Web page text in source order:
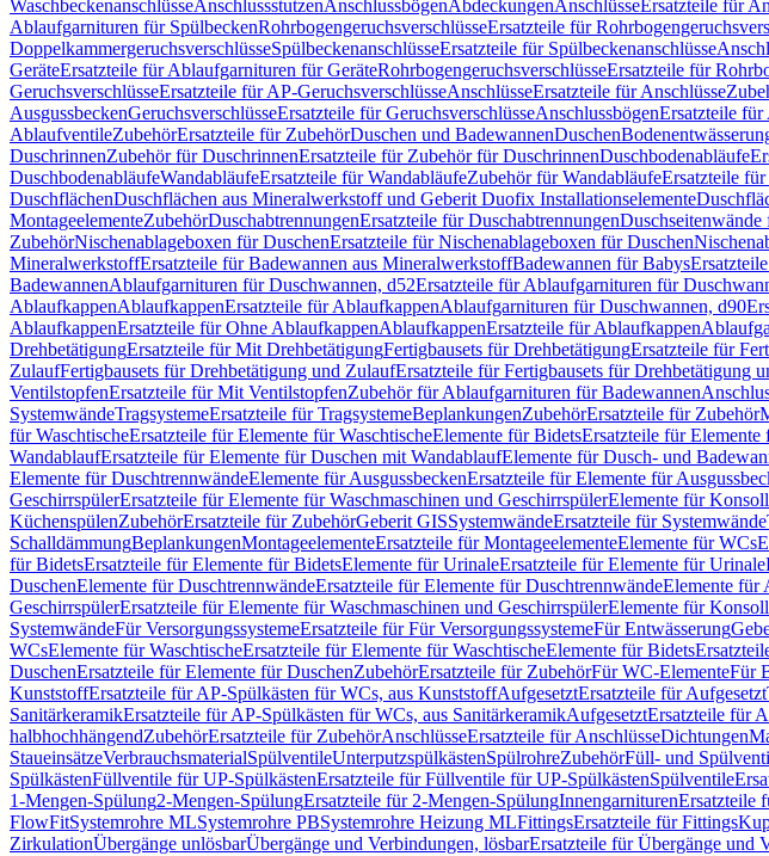
WaschbeckenanschlüsseAnschlussstutzenAnschlussbögenAbdeckungenAnschlüsseErsatzteile für
Ablaufgarnituren für SpülbeckenRohrbogengeruchsverschlüsseErsatzteile für
DoppelkammergeruchsverschlüsseSpülbeckenanschlüsseErsatzteile für Spülbeckenanschlüsse
GeräteErsatzteile für Ablaufgarnituren für GeräteRohrbogengeruchsverschlüsseErsatzteile für
GeruchsverschlüsseErsatzteile für AP-GeruchsverschlüsseAnschlüsseErsatzteile für Anschlüsse
AusgussbeckenGeruchsverschlüsseErsatzteile für GeruchsverschlüsseAnschlussbögenErsatzteile für
AblaufventileZubehörErsatzteile für ZubehörDuschen und BadewannenDuschen
DuschrinnenZubehör für DuschrinnenErsatzteile für Zubehör für DuschrinnenDuschbodenabläufe
DuschbodenabläufeWandabläufeErsatzteile für WandabläufeZubehör für WandabläufeErsatzteile
DuschflächenDuschflächen aus Mineralwerkstoff und Geberit Duofix Installationselemente
MontageelementeZubehörDuschabtrennungenErsatzteile für Duschabtrennungen
ZubehörNischenablageboxen für DuschenErsatzteile für Nischenablageboxen für Duschen
MineralwerkstoffErsatzteile für Badewannen aus MineralwerkstoffBadewannen für Babys
BadewannenAblaufgarnituren für Duschwannen, d52Ersatzteile für Ablaufgarnituren für
AblaufkappenAblaufkappenErsatzteile für AblaufkappenAblaufgarnituren für Duschwannen, d90
AblaufkappenErsatzteile für Ohne AblaufkappenAblaufkappenErsatzteile für Ablaufkappen
DrehbetätigungErsatzteile für Mit DrehbetätigungFertigbausets für DrehbetätigungErsatzteile für
ZulaufFertigbausets für Drehbetätigung und ZulaufErsatzteile für Fertigbausets für Drehbetätigung
VentilstopfenErsatzteile für Mit VentilstopfenZubehör für Ablaufgarnituren für Badewannen
SystemwändeTragsystemeErsatzteile für TragsystemeBeplankungenZubehörErsatzteile für Zubehör
für WaschtischeErsatzteile für Elemente für WaschtischeElemente für BidetsErsatzteile für Elemente
WandablaufErsatzteile für Elemente für Duschen mit WandablaufElemente für Dusch- und
Elemente für DuschtrennwändeElemente für AusgussbeckenErsatzteile für Elemente für
GeschirrspülerErsatzteile für Elemente für Waschmaschinen und GeschirrspülerElemente für
KüchenspülenZubehörErsatzteile für ZubehörGeberit GISSystemwändeErsatzteile für Systemwände
SchalldämmungBeplankungenMontageelementeErsatzteile für MontageelementeElemente für WCs
für BidetsErsatzteile für Elemente für BidetsElemente für UrinaleErsatzteile für Elemente für Urinale
DuschenElemente für DuschtrennwändeErsatzteile für Elemente für DuschtrennwändeElemente für
GeschirrspülerErsatzteile für Elemente für Waschmaschinen und GeschirrspülerElemente für
SystemwändeFür VersorgungssystemeErsatzteile für Für VersorgungssystemeFür Entwässerung
WCsElemente für WaschtischeErsatzteile für Elemente für WaschtischeElemente für Bidets
DuschenErsatzteile für Elemente für DuschenZubehörErsatzteile für ZubehörFür WC-ElementeFür
KunststoffErsatzteile für AP-Spülkästen für WCs, aus KunststoffAufgesetztErsatzteile für Aufgesetzt
SanitärkeramikErsatzteile für AP-Spülkästen für WCs, aus SanitärkeramikAufgesetztErsatzteile für
halbhochhängendZubehörErsatzteile für ZubehörAnschlüsseErsatzteile für AnschlüsseDichtungen
StaueinsätzeVerbrauchsmaterialSpülventileUnterputzspülkästenSpülrohreZubehörFüll- und
SpülkästenFüllventile für UP-SpülkästenErsatzteile für Füllventile für UP-SpülkästenSpülventile
1-Mengen-Spülung2-Mengen-SpülungErsatzteile für 2-Mengen-SpülungInnengarniturenErsatzteile
FlowFitSystemrohre MLSystemrohre PBSystemrohre Heizung MLFittingsErsatzteile für Fittings
ZirkulationÜbergänge unlösbarÜbergänge und Verbindungen, lösbarErsatzteile für Übergänge und